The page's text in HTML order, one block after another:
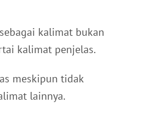
kalimat bukan
kalimat penjelas.
meskipun tidak
lainnya.